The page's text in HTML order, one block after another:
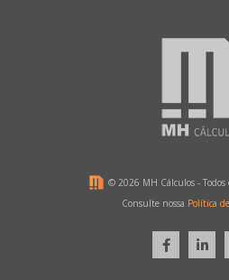
© 2026 MH Cálculos - Todos
Consulte nossa Política